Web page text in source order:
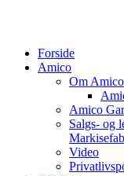
Forside
Amico
Om
Amico
Salgs- og
Video